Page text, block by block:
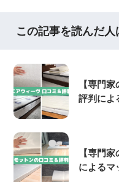
この記事を読んだ
【専門
評判によ
【専門
によるマ